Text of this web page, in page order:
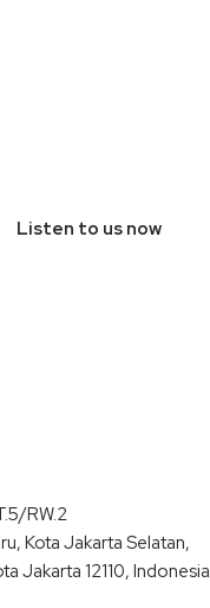
Listen to us now
RW.2
Kota Jakarta Selatan,
Jakarta 12110, Indonesia